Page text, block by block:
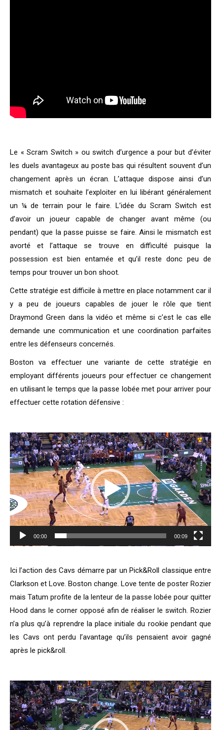
Le « Scram Switch » ou switch d’urgence a pour but d’éviter
les duels avantageux au poste bas qui résultent souvent d’un
changement après un écran. L’attaque dispose ainsi d’un
mismatch et souhaite l’exploiter en lui libérant généralement
un ¼ de terrain pour le faire. L’idée du Scram Switch est
d’avoir un joueur capable de changer avant même (ou
pendant) que la passe puisse se faire. Ainsi le mismatch est
avorté et l’attaque se trouve en difficulté puisque la
possession est bien entamée et qu’il reste donc peu de
temps pour trouver un bon shoot.
Cette stratégie est difficile à mettre en place notamment car il
y a peu de joueurs capables de jouer le rôle que tient
Draymond Green dans la vidéo et même si c’est le cas elle
demande une communication et une coordination parfaites
entre les défenseurs concernés.
Boston va effectuer une variante de cette stratégie en
employant différents joueurs pour effectuer ce changement
en utilisant le temps que la passe lobée met pour arriver pour
effectuer cette rotation défensive :
Lecteur
vidéo
00:00 00:09
Ici l’action des Cavs démarre par un Pick&Roll classique entre
Clarkson et Love. Boston change. Love tente de poster Rozier
mais Tatum profite de la lenteur de la passe lobée pour quitter
Hood dans le corner opposé afin de réaliser le switch. Rozier
n’a plus qu’à reprendre la place initiale du rookie pendant que
les Cavs ont perdu l’avantage qu’ils pensaient avoir gagné
après le pick&roll.
Lecteur
vidéo